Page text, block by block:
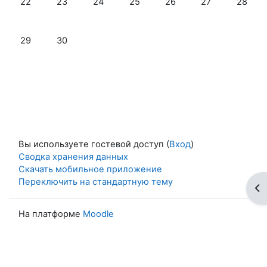
Нет событий, понедельник 29 сентября
29 Нет событий, вторник 30 сентября
30
Вы используете гостевой доступ (Вход)
Сводка хранения данных
Скачать мобильное приложение
Переключить на стандартную тему
На платформе Moodle